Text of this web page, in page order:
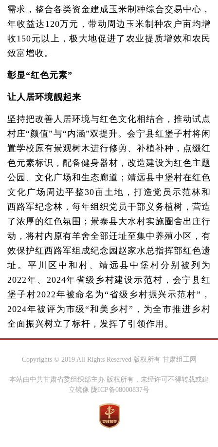
需求，整合各类资金建成玉米制种综合交易中心，
年收益达120万元，带动周边玉米制种农户亩均增
收150元以上，极大地促进了农业提质增效和农民
致富增收。
彰显“红色元素”
让人居环境靓起来
坚持把改善人居环境与红色文化相结合，推动试点
村庄“颜值”与“内涵”双提升。会宁县红堡子村将闲
置学校原有景观树木进行修剪、补植补种，点缀红
色元素标识，配备健身器材，改造建设为红色主题
公园、文化广场和生态廊道；靖远县中堡村在红色
文化广场周边平整30亩土地，打造党员示范林和
西路军纪念林，每年组织党员干部义务植树，营造
了浓厚的红色氛围；景泰县大水村实施圈舍出庄行
动，将村内原有羊舍全部迁址至集中养殖小区，有
效保护红西路军组成纪念园赵家水总指挥部红色遗
址。平川区中和村、靖远县中堡村分别被列为
2022年、2024年省级乡村建设示范村，会宁县红
堡子村2022年被命名为“省级乡村振兴示范村”，
2024年被评为市级“和美乡村”，为全市推进乡村
全面振兴树立了标杆，发挥了引领作用。
Copyrights © 2019 All Rights Reserved 版权所有 甘肃组工网
本站由中共甘肃省委组织部主办 版权所有，未经许可不得转载或建
立镜像 陇ICP备08000837号